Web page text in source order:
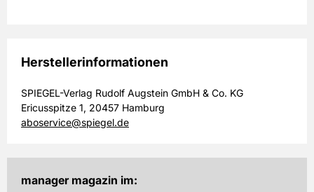
Herstellerinformationen
SPIEGEL-Verlag Rudolf Augstein GmbH & Co. KG
Ericusspitze 1, 20457 Hamburg
aboservice@spiegel.de
manager magazin im: